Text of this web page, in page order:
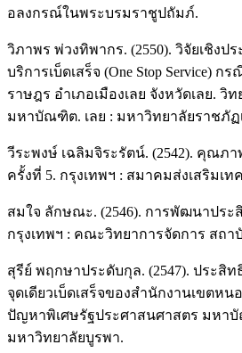
อลงกรณ์ในพระบรมราชูปถัมภ์.
วิภาพร พ่วงทิพากร. (2550). วิจัยเชิงป
บริการเบ็ดเสร็จ (One Stop Service)
ราษฎร อำเภอเมืองเลย จังหวัดเลย.
มหาบัณฑิต. เลย : มหาวิทยาลัยราชภัฏ
วีระพงษ์ เฉลิมจิระรัตน์. (2542). คุณภ
ครั้งที่ 5. กรุงเทพฯ : สมาคมส่งเสริมเท
สมใจ ลักษณะ. (2546). การพัฒนาประ
กรุงเทพฯ : คณะวิทยาการจัดการ สถ
สุรีย์ พฤกษาประดับกุล. (2547). ประสิ
จุดเดียวเบ็ดเสร็จของสำนักงานเขตห
ปัญหาพิเศษรัฐประศาสนศาสตร มหา
มหาวิทยาลัยบูรพา.